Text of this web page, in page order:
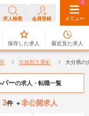
求人検索 会員登録 メニュー
0
保存した求人
0
最近見た求人
玖珠郡九重町 大分県の
パーの求人・転職一覧
3件 ＋非公開求人